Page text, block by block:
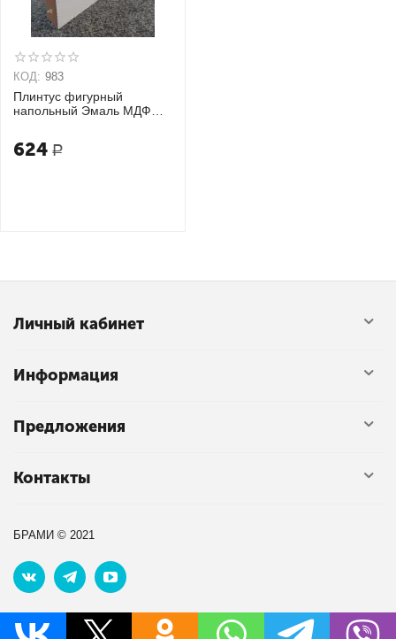
КОД: 983
Плинтус фигурный
напольный Эмаль МДФ
624 Р
Личный кабинет
Информация
Предложения
Контакты
БРАМИ © 2021